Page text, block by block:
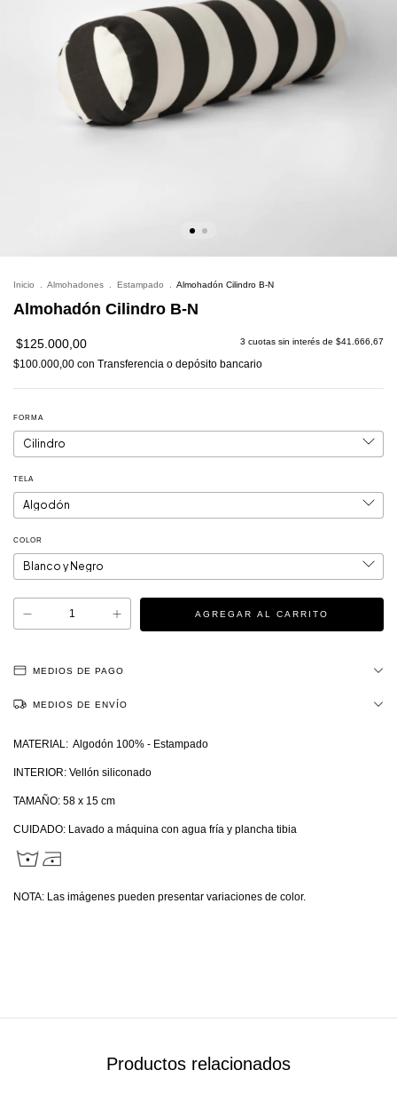
Inicio . Almohadones . Estampado . Almohadón Cilindro B-N
Almohadón Cilindro B-N
$125.000,00 3 cuotas sin interés de $41.666,67
$100.000,00 con Transferencia o depósito bancario
FORMA
TELA
COLOR
MEDIOS DE PAGO
MEDIOS DE ENVÍO
MATERIAL: Algodón 100% - Estampado
INTERIOR: Vellón siliconado
TAMAÑO: 58 x 15 cm
CUIDADO: Lavado a máquina con agua fría y plancha tibia
NOTA: Las imágenes pueden presentar variaciones de color.
Productos relacionados